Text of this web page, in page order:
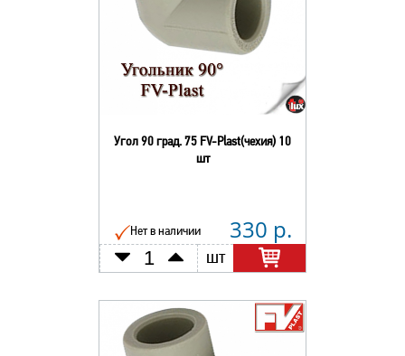
Угол 90 град. 75 FV-Plast(чехия) 10
шт
Нет в наличии 330 р.
шт